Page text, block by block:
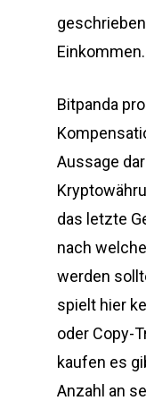
Einkommen.
Bitpanda
Aussage
das letzte
nach
werden
spielt hier
oder Copy-
kaufen es
Anzahl an